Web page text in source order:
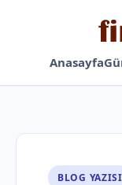
Anasayfa
BLOG YAZISI